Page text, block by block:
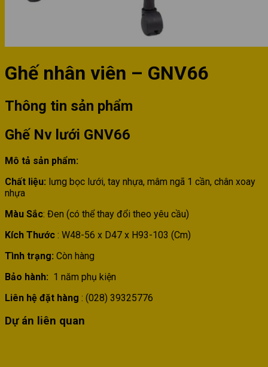
Ghế nhân viên – GNV66
Thông tin sản phẩm
Ghế Nv lưới GNV66
Mô tả sản phẩm:
Chất liệu: lưng bọc lưới, tay nhựa, mâm ngã 1 cần, chân xoay
nhựa
Màu Sắc: Đen (có thể thay đổi theo yêu cầu)
Kích Thước : W48-56 x D47 x H93-103 (Cm)
Tình trạng: Còn hàng
Bảo hành: 1 năm phụ kiện
Liên hệ đặt hàng : (028) 39325776
Dự án liên quan